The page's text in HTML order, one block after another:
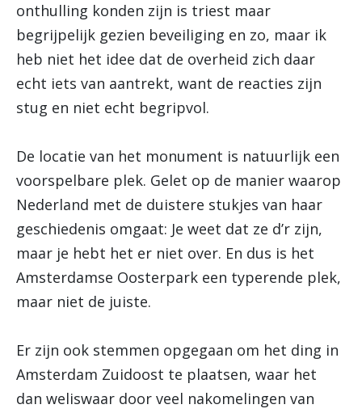
onthulling konden zijn is triest maar
begrijpelijk gezien beveiliging en zo, maar ik
heb niet het idee dat de overheid zich daar
echt iets van aantrekt, want de reacties zijn
stug en niet echt begripvol.
De locatie van het monument is natuurlijk een
voorspelbare plek. Gelet op de manier waarop
Nederland met de duistere stukjes van haar
geschiedenis omgaat: Je weet dat ze d’r zijn,
maar je hebt het er niet over. En dus is het
Amsterdamse Oosterpark een typerende plek,
maar niet de juiste.
Er zijn ook stemmen opgegaan om het ding in
Amsterdam Zuidoost te plaatsen, waar het
dan weliswaar door veel nakomelingen van